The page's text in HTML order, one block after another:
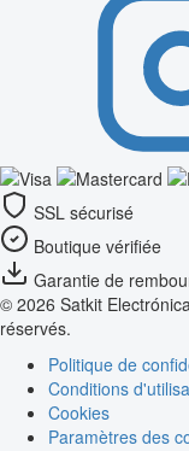
SSL sécurisé
Boutique vérifiée
Garantie de
© 2026 Satkit
réservés.
Politique de
Conditions
Cookies
Paramètres des